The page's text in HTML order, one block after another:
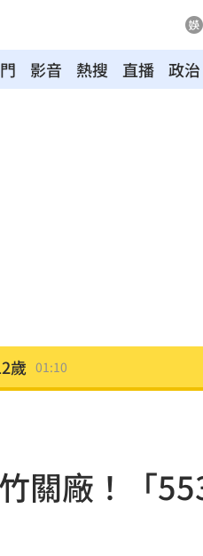
影音 熱搜 直播 政治
元 01:00
關廠！「